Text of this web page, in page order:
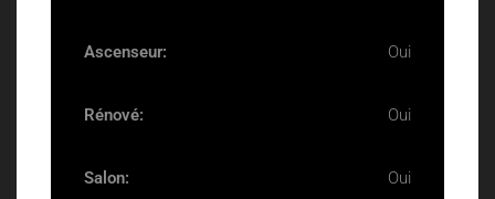
Ascenseur: Oui
Rénové: Oui
Salon: Oui